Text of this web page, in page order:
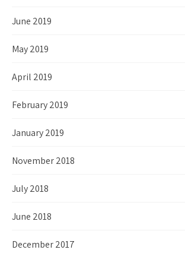
June 2019
May 2019
April 2019
February 2019
January 2019
November 2018
July 2018
June 2018
December 2017